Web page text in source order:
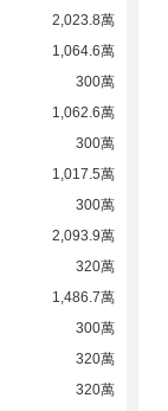
2,023.8萬
1,064.6萬
300萬
1,062.6萬
300萬
1,017.5萬
300萬
2,093.9萬
320萬
1,486.7萬
300萬
320萬
320萬